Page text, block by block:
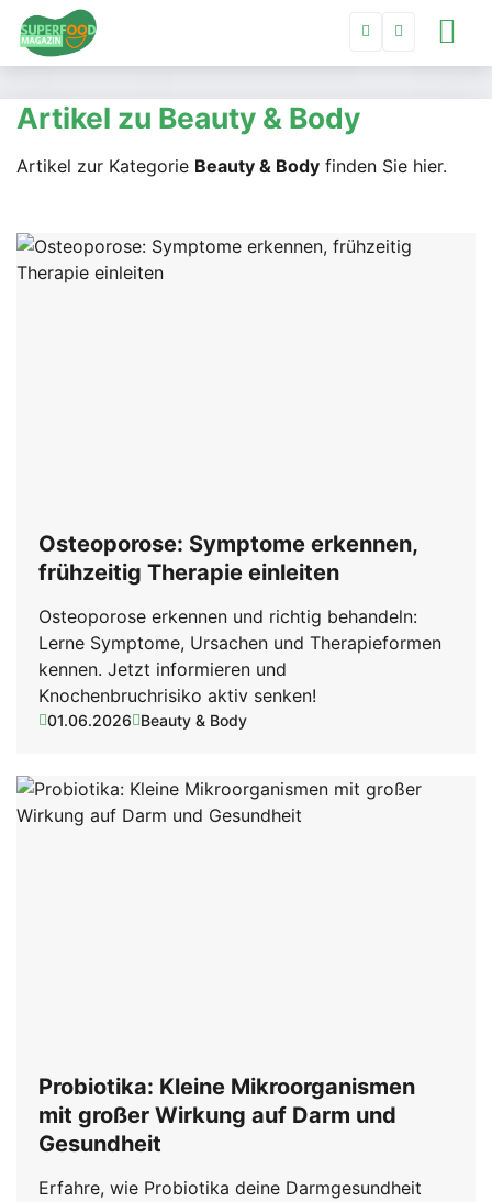
Artikel zu Beauty & Body
Artikel zur Kategorie Beauty & Body finden Sie hier.
Osteoporose: Symptome erkennen,
frühzeitig Therapie einleiten
Osteoporose erkennen und richtig behandeln:
Lerne Symptome, Ursachen und Therapieformen
kennen. Jetzt informieren und
Knochenbruchrisiko aktiv senken!
01.06.2026 Beauty & Body
Probiotika: Kleine Mikroorganismen
mit großer Wirkung auf Darm und
Gesundheit
Erfahre, wie Probiotika deine Darmgesundheit